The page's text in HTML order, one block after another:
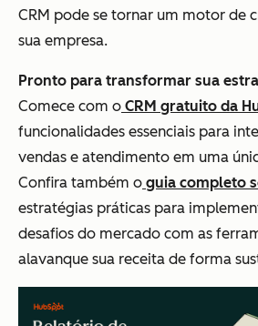
CRM pode se tornar um motor de
sua empresa.
Pronto para transformar sua
Comece com o CRM gratuito da
funcionalidades essenciais para
vendas e atendimento em uma
Confira também o guia completo
estratégias práticas para
desafios do mercado com as
alavanque sua receita de forma